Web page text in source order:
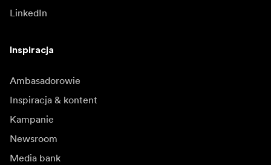
LinkedIn
Inspiracja
Ambasadorowie
Inspiracja & kontent
Kampanie
Newsroom
Media bank